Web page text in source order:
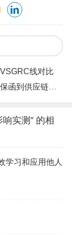
线对比
到供应链金融
实测” 的相
学习和应用他人